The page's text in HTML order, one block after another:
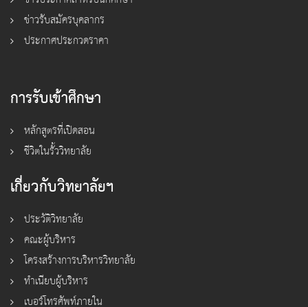
ข่าวรับสมัครบุคลากร
ประกาศประกวดราคา
การรับเข้าศึกษา
หลักสูตรที่เปิดสอน
ชีวิตในรั้ววิทยาลัย
เกี่ยวกับวิทยาลัยฯ
ประวัติวิทยาลัย
คณะผู้บริหาร
โครงสร้างการบริหารวิทยาลัย
ทำเนียบผู้บริหาร
เบอร์โทรศัพท์ภายใน